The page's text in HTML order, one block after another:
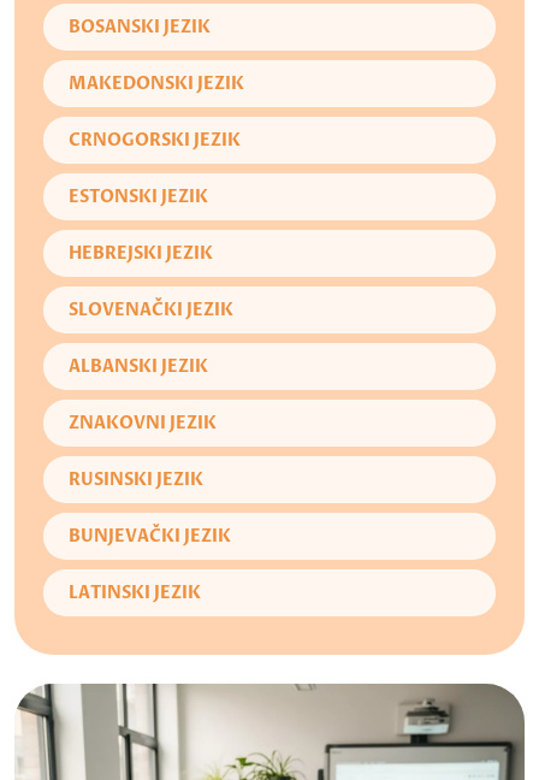
BOSANSKI JEZIK
MAKEDONSKI JEZIK
CRNOGORSKI JEZIK
ESTONSKI JEZIK
HEBREJSKI JEZIK
SLOVENAČKI JEZIK
ALBANSKI JEZIK
ZNAKOVNI JEZIK
RUSINSKI JEZIK
BUNJEVAČKI JEZIK
LATINSKI JEZIK